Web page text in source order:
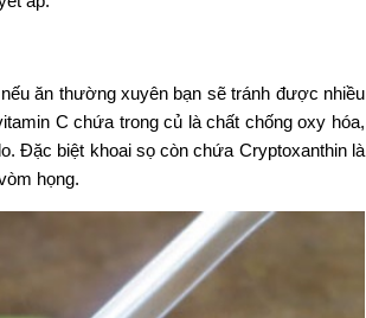
ăn thường xuyên bạn sẽ tránh được nhiều
C chứa trong củ là chất chống oxy hóa,
Đặc biệt khoai sọ còn chứa Cryptoxanthin là
họng.